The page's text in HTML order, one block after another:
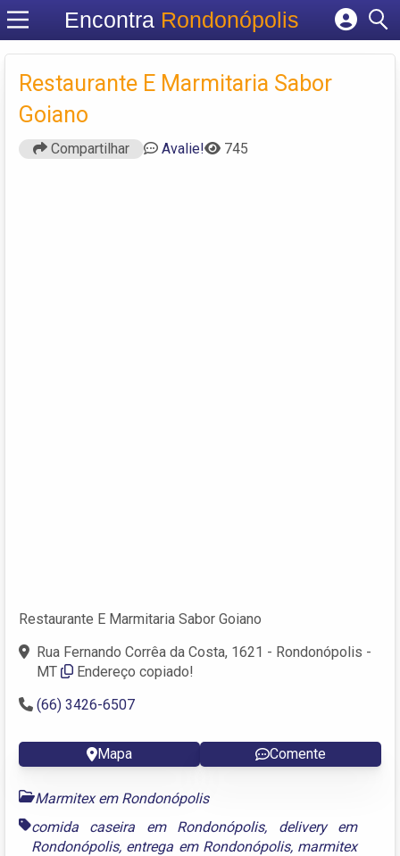
Encontra Rondonópolis
Cadastrar empresa
Criar conta
Restaurante E Marmitaria Sabor
Goiano
Compartilhar Avalie! 745
Restaurante E Marmitaria Sabor Goiano
Rua Fernando Corrêa da Costa, 1621 - Rondonópolis -
MT
Endereço copiado!
(66) 3426-6507
Mapa Comente
Marmitex em Rondonópolis
comida caseira em Rondonópolis, delivery em
Rondonópolis, entrega em Rondonópolis, marmitex